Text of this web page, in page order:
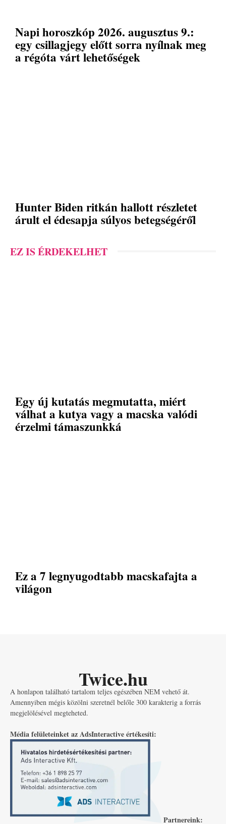
Napi horoszkóp 2026. augusztus 9.:
egy csillagjegy előtt sorra nyílnak meg
a régóta várt lehetőségek
Hunter Biden ritkán hallott részletet
árult el édesapja súlyos betegségéről
EZ IS ÉRDEKELHET
Egy új kutatás megmutatta, miért
válhat a kutya vagy a macska valódi
érzelmi támaszunkká
Ez a 7 legnyugodtabb macskafajta a
világon
Twice.hu
A honlapon található tartalom teljes egészében NEM vehető át.
Amennyiben mégis közölni szeretnél belőle 300 karakterig a forrás
megjelölésével megteheted.
Média felületeinket az AdsInteractive értékesíti:
Partnereink: